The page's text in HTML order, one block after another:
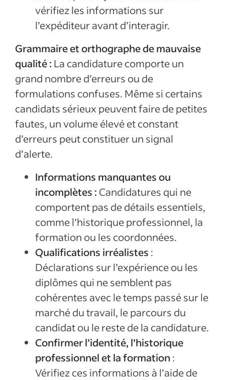
vérifiez les informations sur
l’expéditeur avant d’interagir.
Grammaire et orthographe de mauvaise
qualité : La candidature comporte un
grand nombre d’erreurs ou de
formulations confuses. Même si certains
candidats sérieux peuvent faire de petites
fautes, un volume élevé et constant
d’erreurs peut constituer un signal
d’alerte.
Informations manquantes ou
incomplètes : Candidatures qui ne
comportent pas de détails essentiels,
comme l’historique professionnel, la
formation ou les coordonnées.
Qualifications irréalistes :
Déclarations sur l’expérience ou les
diplômes qui ne semblent pas
cohérentes avec le temps passé sur le
marché du travail, le parcours du
candidat ou le reste de la candidature.
Confirmer l’identité, l’historique
professionnel et la formation :
Vérifiez ces informations à l’aide de